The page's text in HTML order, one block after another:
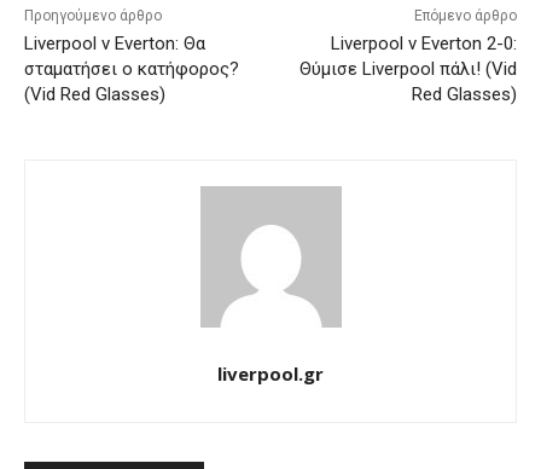
Προηγούμενο άρθρο
Liverpool v Everton: Θα
σταματήσει ο κατήφορος?
(Vid Red Glasses)
Επόμενο άρθρο
Liverpool v Everton 2-0:
Θύμισε Liverpool πάλι! (Vid
Red Glasses)
liverpool.gr